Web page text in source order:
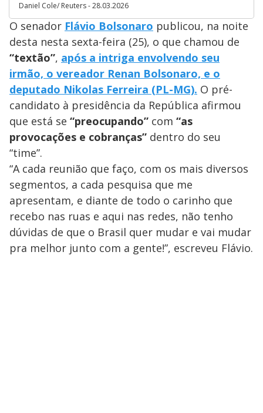
Daniel Cole/ Reuters - 28.03.2026
O senador Flávio Bolsonaro publicou, na noite
desta nesta sexta-feira (25), o que chamou de
“textão”, após a intriga envolvendo seu
irmão, o vereador Renan Bolsonaro, e o
deputado Nikolas Ferreira (PL-MG). O pré-
candidato à presidência da República afirmou
que está se “preocupando” com “as
provocações e cobranças” dentro do seu
“time”.
“A cada reunião que faço, com os mais diversos
segmentos, a cada pesquisa que me
apresentam, e diante de todo o carinho que
recebo nas ruas e aqui nas redes, não tenho
dúvidas de que o Brasil quer mudar e vai mudar
pra melhor junto com a gente!”, escreveu Flávio.